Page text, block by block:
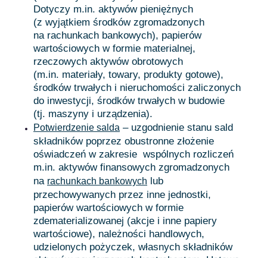
Dotyczy m.in. aktywów pieniężnych
(z wyjątkiem środków zgromadzonych
na rachunkach bankowych), papierów
wartościowych w formie materialnej,
rzeczowych aktywów obrotowych
(m.in. materiały, towary, produkty gotowe),
środków trwałych i nieruchomości zaliczonych
do inwestycji, środków trwałych w budowie
(tj. maszyny i urządzenia).
Potwierdzenie salda – uzgodnienie stanu sald
składników poprzez obustronne złożenie
oświadczeń w zakresie wspólnych rozliczeń
m.in. aktywów finansowych zgromadzonych
na rachunkach bankowych lub
przechowywanych przez inne jednostki,
papierów wartościowych w formie
zdematerializowanej (akcje i inne papiery
wartościowe), należności handlowych,
udzielonych pożyczek, własnych składników